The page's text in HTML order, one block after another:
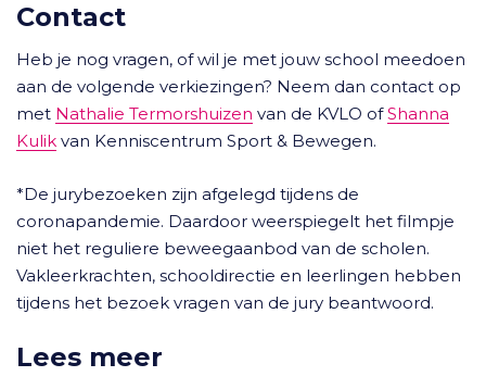
Contact
Heb je nog vragen, of wil je met jouw school meedoen
aan de volgende verkiezingen? Neem dan contact op
met Nathalie Termorshuizen van de KVLO ofShanna
Kulik van Kenniscentrum Sport & Bewegen.
*De jurybezoeken zijn afgelegd tijdens de
coronapandemie. Daardoor weerspiegelt het filmpje
niet het reguliere beweegaanbod van de scholen.
Vakleerkrachten, schooldirectie en leerlingen hebben
tijdens het bezoek vragen van de jury beantwoord.
Lees meer